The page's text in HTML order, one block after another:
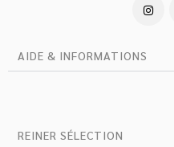
AIDE & INFORMATIONS
REINER SÉLECTION